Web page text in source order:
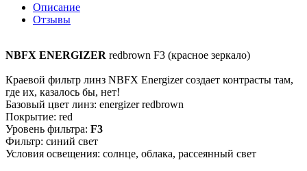
Описание
Отзывы
NBFX ENERGIZER redbrown F3 (красное зеркало)
Краевой фильтр линз NBFX Energizer создает контрасты там,
где их, казалось бы, нет!
Базовый цвет линз: energizer redbrown
Покрытие: red
Уровень фильтра: F3
Фильтр: синий свет
Условия освещения: солнце, облака, рассеянный свет